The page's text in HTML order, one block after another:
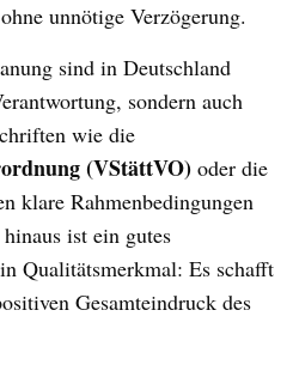
unnötige Verzögerung.
sind in Deutschland
sondern auch
wie die
(VStättVO) oder die
klare Rahmenbedingungen
ist ein gutes
Qualitätsmerkmal: Es schafft
Gesamteindruck des